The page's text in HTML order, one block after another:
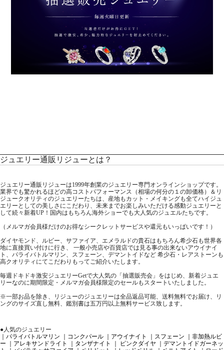
ジュエリー通販リジューとは？
ジュエリー通販リジューは1999年創業のジュエリー専門オンラインショップです。
業界でも驚かれるほどの高コストパフォーマンス（相場の何分の１の卸価格）＆リ
ジュークオリティのジュエリーたちは、産地もカット・メイキングも全てハイジュ
エリーとしての美しさにこだわり、未来までお楽しみいただける感動ジュエリーと
して続々新着UP！国内はもちろん海外ショーでも大人気のジュエルたちです。
（メルマガ会員様だけのお得なシークレットサービスや還元もいっぱいです！）
ダイヤモンド、ルビー、サファイア、エメラルドの貴石はもちろん希少石も世界各
地に直接買い付けに行き、 一般小売店や百貨店では見る事の出来ないアウイナイ
ト、パライバトルマリン、スフェーン、デマントイドなど 希少石・レアストーンも
高クオリティにてこだわりもってご紹介いたします。
毎週ドキドキ激安ジュエリーGetで大人気の「抽選販売会」をはじめ、新着ジュエ
リーなのに期間限定・メルマガ会員様限定のセールもスタートいたしました。
※一部お品を除き、リジューのジュエリーは全品返品可能、送料無料でお届け、リ
ングのサイズ直し無料、鑑別書は五万円以上無料サービス致します。
●人気のジュエリー
｜パライバトルマリン
｜コンクパール ｜アウイナイト ｜スフェーン
｜非加熱ルビ
ー
｜アレキサンドライト ｜タンザナイト ｜ ピンクダイヤ
｜デマントイドガーネッ